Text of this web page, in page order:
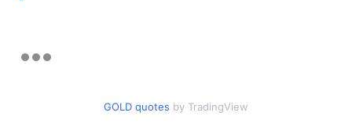
GOLD quotes by TradingView